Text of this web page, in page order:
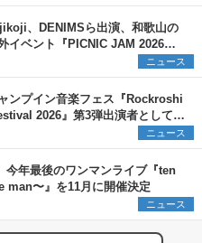
、DENIMSら出演、和歌山の
イベント『PICNIC JAM 2026』
開始
ニュース
ンプイン音楽フェス『Rockroshi
2026』第3弾出演者として
りゆし58、Reiを発表
ニュース
年最後のワンマンライブ『ten
man〜』を11月に開催決定
ニュース